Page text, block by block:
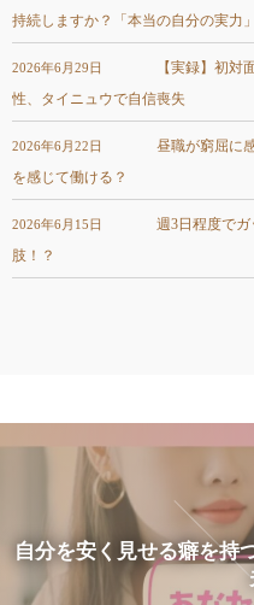
持続しますか？「本当の自分の実力
2026年6月29日
【実録】初対
性、タイニュウで自信喪失
2026年6月22日
昼職が窮屈に
を感じて働ける？
2026年6月15日
週3日程度で
肢！？
自分を安く見せる癖を持